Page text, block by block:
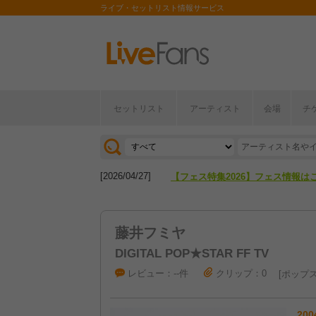
ライブ・セットリスト情報サービス
セットリスト アーティスト 会場 チ
[2026/07/28] 【ライブ動員ランキング】2026年
[2026/04/27] 【フェス特集2026】フェス情報は
藤井フミヤ
DIGITAL POP★STAR FF TV
レビュー：--件 クリップ：0 ポップ